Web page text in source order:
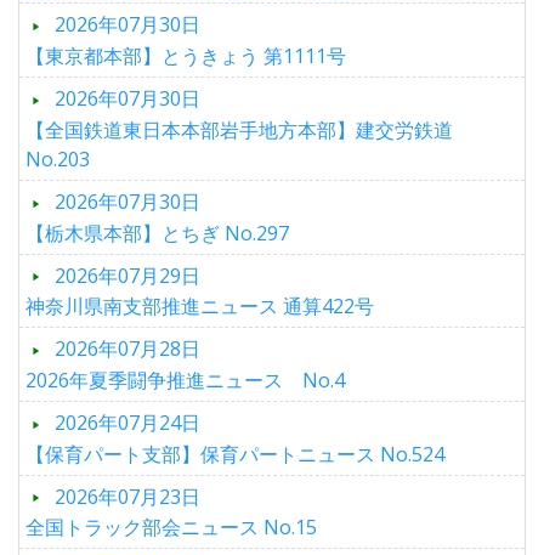
2026年07月30日
【東京都本部】とうきょう 第1111号
2026年07月30日
【全国鉄道東日本本部岩手地方本部】建交労鉄道
No.203
2026年07月30日
【栃木県本部】とちぎ No.297
2026年07月29日
神奈川県南支部推進ニュース 通算422号
2026年07月28日
2026年夏季闘争推進ニュース No.4
2026年07月24日
【保育パート支部】保育パートニュース No.524
2026年07月23日
全国トラック部会ニュース No.15